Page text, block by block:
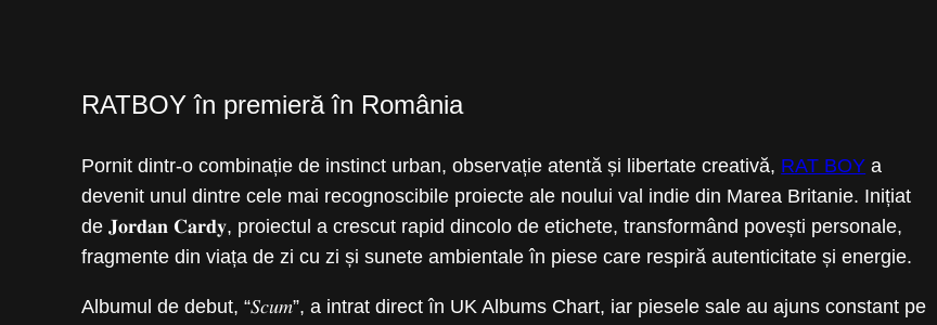
RATBOY în premieră în România
Pornit dintr-o combinație de instinct urban, observație atentă și libertate creativă, RAT BOY a
devenit unul dintre cele mai recognoscibile proiecte ale noului val indie din Marea Britanie. Inițiat
de 𝐉𝐨𝐫𝐝𝐚𝐧 𝐂𝐚𝐫𝐝𝐲, proiectul a crescut rapid dincolo de etichete, transformând povești personale,
fragmente din viața de zi cu zi și sunete ambientale în piese care respiră autenticitate și energie.
Albumul de debut, “𝑆𝑐𝑢𝑚”, a intrat direct în UK Albums Chart, iar piesele sale au ajuns constant pe